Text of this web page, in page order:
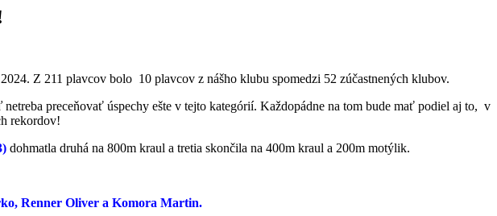
Z 211 plavcov bolo 10 plavcov z nášho klubu spomedzi 52 zúčastnených klubov.
preceňovať úspechy ešte v tejto kategórií. Každopádne na tom bude mať podiel aj to, v
rekordov!
dohmatla druhá na 800m kraul a tretia skončila na 400m kraul a 200m motýlik.
Renner Oliver a Komora Martin.